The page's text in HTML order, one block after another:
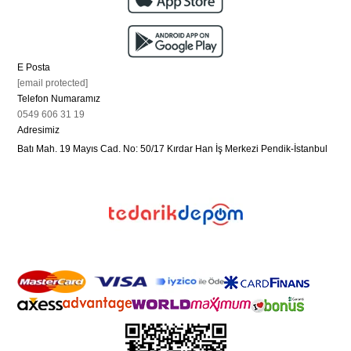
E Posta
[email protected]
Telefon Numaramız
0549 606 31 19
Adresimiz
Batı Mah. 19 Mayıs Cad. No: 50/17 Kırdar Han İş Merkezi Pendik-İstanbul